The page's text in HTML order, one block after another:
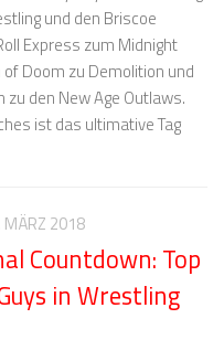
und den Briscoe
Express zum Midnight
Doom zu Demolition und
den New Age Outlaws.
ist das ultimative Tag
MÄRZ 2018
Countdown: Top
in Wrestling